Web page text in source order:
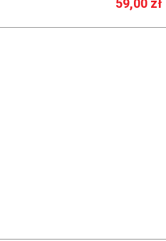
59,00 zł